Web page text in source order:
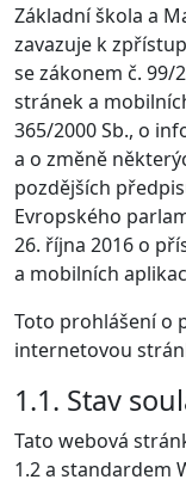
Základní škola a
zavazuje k
se zákonem č.
stránek a
365/2000 Sb., o
a o změně
pozdějších
Evropského
26. října 2016 o
a mobilních
Toto prohlášení o
internetovou
1.1. Stav
Tato webová
1.2 a standardem